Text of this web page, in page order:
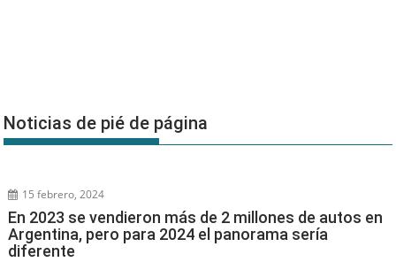
Noticias de pié de página
15 febrero, 2024
En 2023 se vendieron más de 2 millones de autos en
Argentina, pero para 2024 el panorama sería
diferente